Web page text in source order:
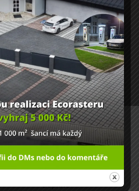
NOVINKY NA EMAIL
zpracování osobních údajů
Informace
Obchodní podmínky
Doprava